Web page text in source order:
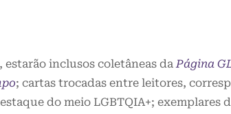
estarão inclusos coletâneas daPágina
; cartas trocadas entre leitores,
do meio LGBTQIA+; exemplares